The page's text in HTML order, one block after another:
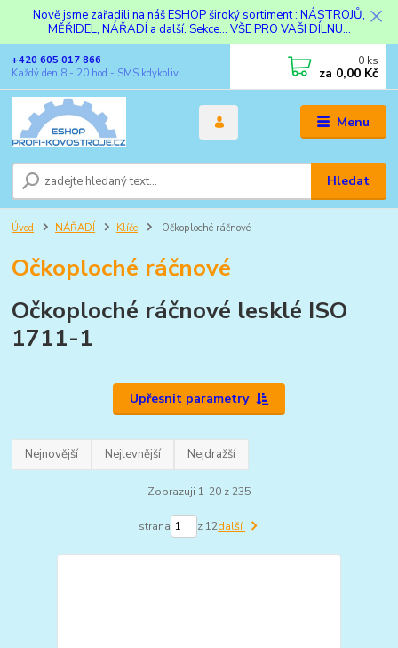
Nově jsme zařadili na náš ESHOP široký sortiment : NÁSTROJŮ,
MĚŘIDEL, NÁŘADÍ a další. Sekce... VŠE PRO VAŠI DÍLNU...
Menu
Hledat
+420 605 017 866
Každý den 8 - 20 hod - SMS kdykoliv
0 ks
za 0,00 Kč
Úvod NÁŘADÍ Klíče Očkoploché ráčnové
Očkoploché ráčnové
Očkoploché ráčnové lesklé ISO
1711-1
Upřesnit parametry
Nejnovější Nejlevnější Nejdražší
Zobrazuji 1-20 z 235
strana z 12další